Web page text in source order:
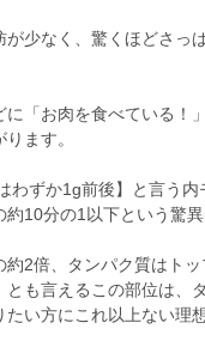
が少なく、驚くほどさっ
に「お肉を食べている！
ます。
わずか1g前後】と言う
10分の1以下という驚異
2倍、タンパク質はトッ
とも言えるこの部位は、
い方にこれ以上ない理